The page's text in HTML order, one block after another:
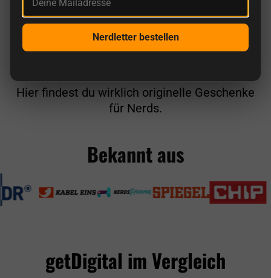
Hier findest du wirklich originelle Geschenke
für Nerds.
Bekannt aus
getDigital im Vergleich
Nerdletter bestellen